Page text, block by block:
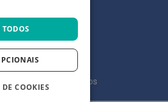
os direitos reservados
TODOS
COOKIES